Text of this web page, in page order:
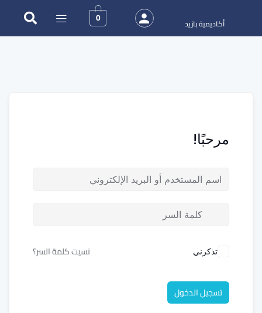
أكاديمية بازيد 0
مرحبًا!
تذكرني نسيت كلمة السر؟
تسجيل الدخول